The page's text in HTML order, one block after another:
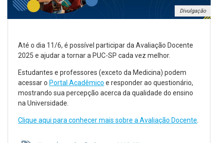
Divulgação
Até o dia 11/6, é possível participar da Avaliação Docente
2025 e ajudar a tornar a PUC-SP cada vez melhor.
Estudantes e professores (exceto da Medicina) podem
acessar o Portal Acadêmico e responder ao questionário,
mostrando sua percepção acerca da qualidade do ensino
na Universidade.
Clique aqui para conhecer mais sobre a Avaliação Docente